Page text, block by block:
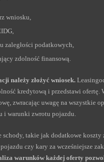
wniosku,
zaległości podatkowych,
zdolność finansową.
należy złożyć wniosek.
kredytową i przedstawi ofertę.
zwracając uwagę na wszystkie
i warunki zwrotu pojazdu.
takie jak dodatkowe koszty
czy kary za wcześniejsze
warunków każdej oferty